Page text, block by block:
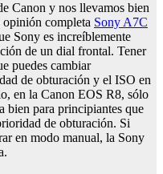
Canon y nos llevamos bien
opinión completa Sony A7C
Sony es increíblemente
de un dial frontal. Tener
puedes cambiar
de obturación y el ISO en
en la Canon EOS R8, sólo
bien para principiantes que
de obturación. Si
en modo manual, la Sony